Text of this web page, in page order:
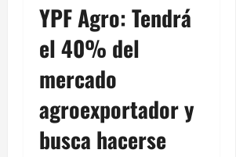
YPF Agro: Tendrá
el 40% del
mercado
agroexportador y
busca hacerse